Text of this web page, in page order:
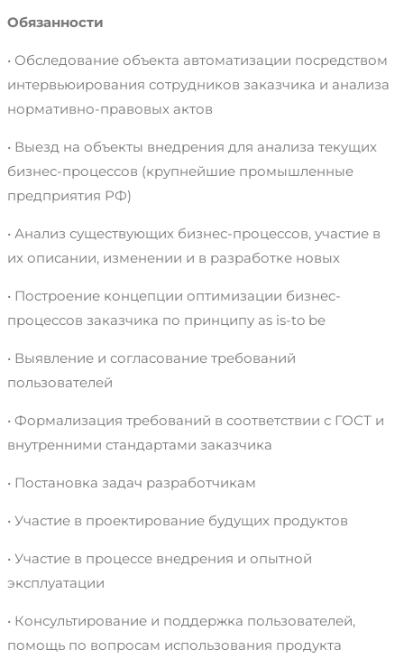
Обязанности
• Обследование объекта автоматизации посредством
интервьюирования сотрудников заказчика и анализа
нормативно-правовых актов
• Выезд на объекты внедрения для анализа текущих
бизнес-процессов (крупнейшие промышленные
предприятия РФ)
• Анализ существующих бизнес-процессов, участие в
их описании, изменении и в разработке новых
• Построение концепции оптимизации бизнес-
процессов заказчика по принципу as is-to be
• Выявление и согласование требований
пользователей
• Формализация требований в соответствии с ГОСТ и
внутренними стандартами заказчика
• Постановка задач разработчикам
• Участие в проектирование будущих продуктов
• Участие в процессе внедрения и опытной
эксплуатации
• Консультирование и поддержка пользователей,
помощь по вопросам использования продукта